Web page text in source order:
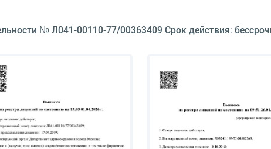
№ Л041-00110-77/00363409 Срок действия: